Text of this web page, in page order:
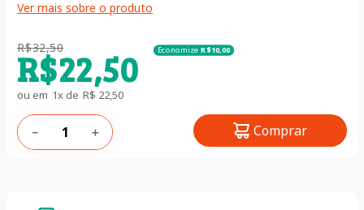
Ver mais sobre o produto
R$32,50 Economize R$10,00
R$22,50
ou em 1x de R$ 22,50
＋
－ Comprar